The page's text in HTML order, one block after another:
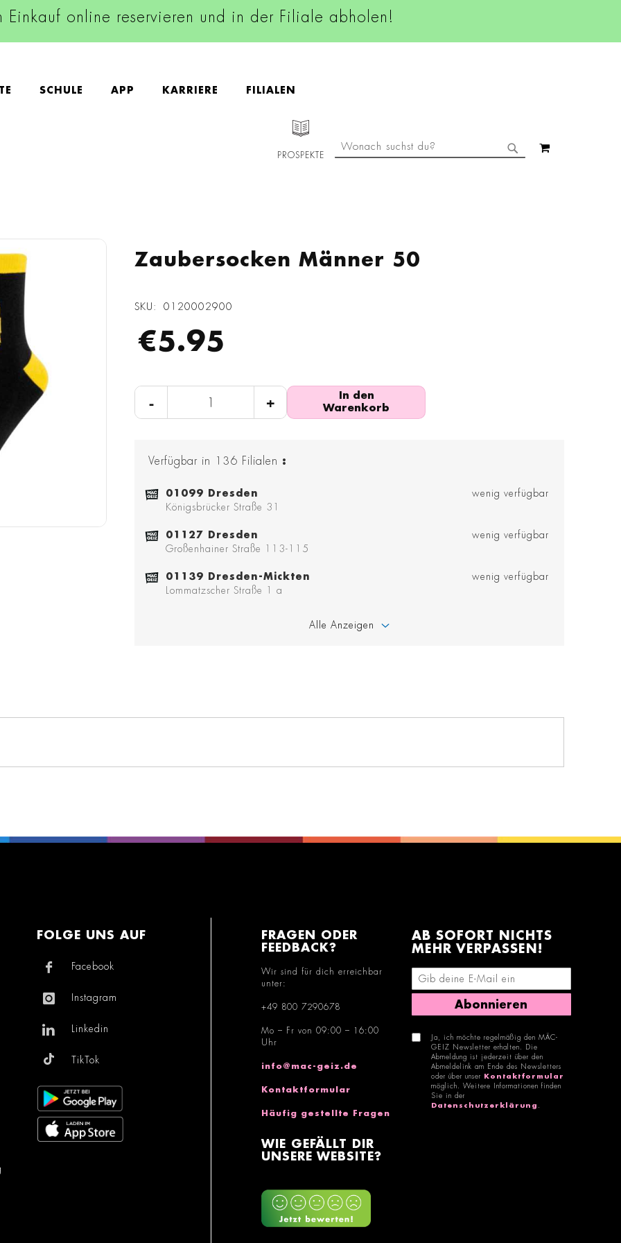
Einkauf online reservieren und in der Filiale abholen!
SCHULE APP KARRIERE FILIALEN
PROSPEKTE
SUCHE
Zaubersocken Männer 50
SKU 0120002900
€5.95
- +
In den
Warenkorb
Verfügbar in 136 Filialen :
01099 Dresden
Königsbrücker Straße 31
wenig verfügbar
01127 Dresden
Großenhainer Straße 113-115
wenig verfügbar
01139 Dresden-Mickten
Lommatzscher Straße 1 a
wenig verfügbar
Alle Anzeigen
FOLGE UNS AUF
Facebook
Instagram
Linkedin
TikTok
FRAGEN ODER
FEEDBACK?
Wir sind für dich erreichbar
unter:
+49 800 7290678
Mo – Fr von 09:00 – 16:00
Uhr
info@mac-geiz.de
Kontaktformular
Häufig gestellte Fragen
WIE GEFÄLLT DIR
UNSERE WEBSITE?
AB SOFORT NICHTS
MEHR VERPASSEN!
E-Mail-Adresse eingeben
Abonnieren
Ja, ich möchte regelmäßig den MÄC-
GEIZ Newsletter erhalten. Die
Abmeldung ist jederzeit über den
Abmeldelink am Ende des Newsletters
oder über unser
Kontaktformular
möglich. Weitere Informationen finden
Sie in der
Datenschutzerklärung .